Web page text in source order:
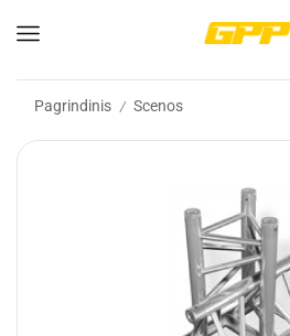
Pagrindinis / Scenos